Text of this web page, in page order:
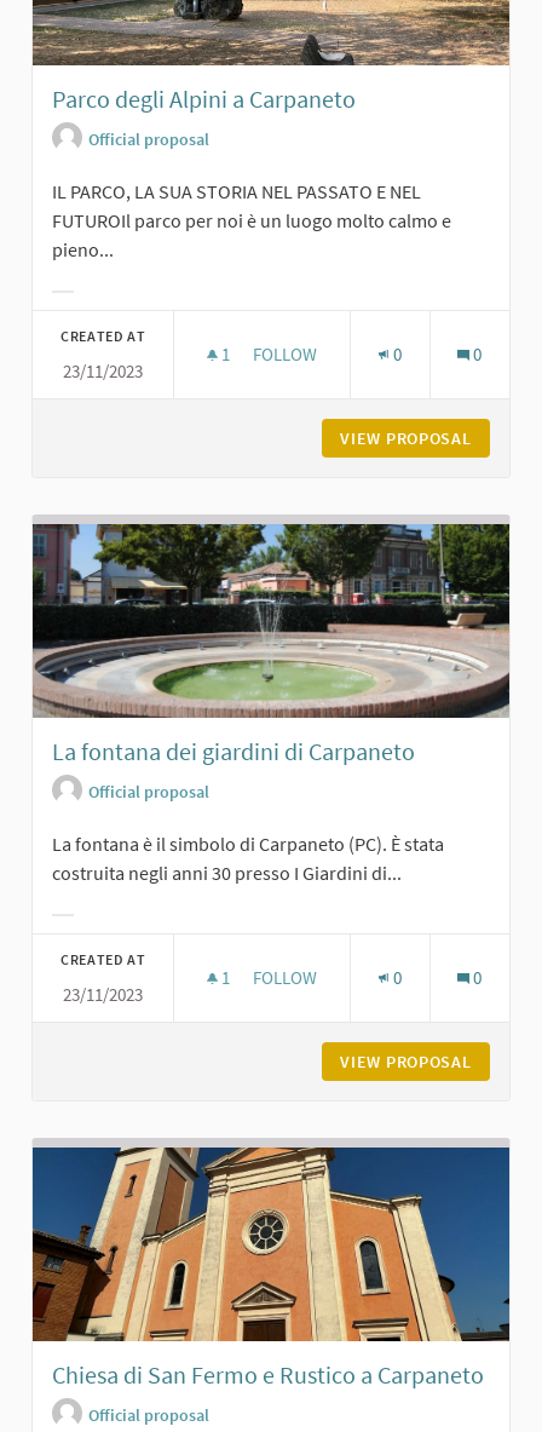
Parco degli Alpini a Carpaneto
Official proposal
IL PARCO, LA SUA STORIA NEL PASSATO E NEL
FUTUROIl parco per noi è un luogo molto calmo e
pieno...
CREATED AT
23/11/2023
1 1 FOLLOWER
FOLLOW 0 0
VIEW PROPOSAL
La fontana dei giardini di Carpaneto
Official proposal
La fontana è il simbolo di Carpaneto (PC). È stata
costruita negli anni 30 presso I Giardini di...
CREATED AT
23/11/2023
1 1 FOLLOWER
FOLLOW 0 0
VIEW PROPOSAL
Chiesa di San Fermo e Rustico a Carpaneto
Official proposal